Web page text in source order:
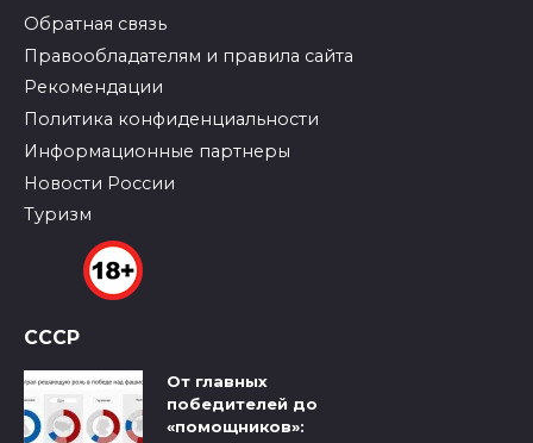
Обратная связь
Правообладателям и правила сайта
Рекомендации
Политика конфиденциальности
Информационные партнеры
Новости России
Туризм
СССР
От главных
победителей до
«помощников»: